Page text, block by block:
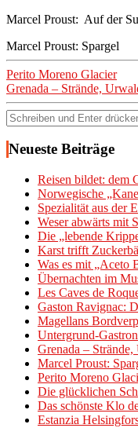
Marcel Proust: Auf der
Marcel Proust: Spargel
Beitragsnavigation
Perito Moreno Glacier
Grenada – Strände,
Suchen
nach:
Neueste Beiträge
Reisen bildet: dem
Norwegische
Spezialität aus der
Weser abwärts mit
Die „lebende
Karst trifft
Was es mit „Aceto
Übernachten im
Les Caves de
Gaston Ravignac:
Magellans
Untergrund-
Grenada –
Marcel Proust:
Perito Moreno
Die glücklichen
Das schönste Klo
Estanzia